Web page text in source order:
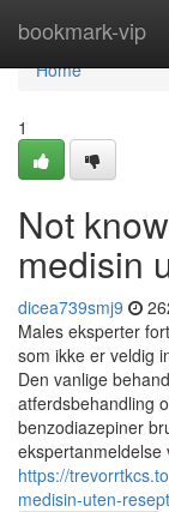
bookmark-vip
Home
Home
1
Not
medisin
dicea739smj9
Males eksperter
som ikke er veldig
Den vanlige
atferdsbehandling
benzodiazepiner
ekspertanmeldelse
https://
medisin-uten-